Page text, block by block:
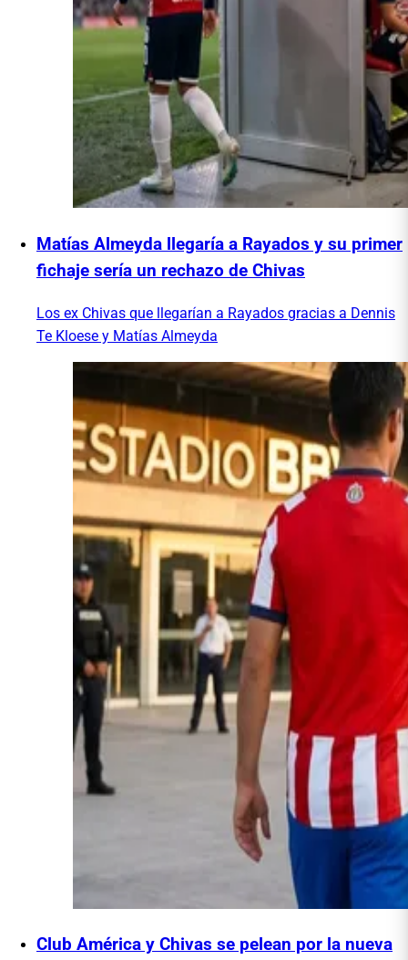
Matías Almeyda llegaría a Rayados y su primer
fichaje sería un rechazo de Chivas
Los ex Chivas que llegarían a Rayados gracias a Dennis
Te Kloese y Matías Almeyda
Club América y Chivas se pelean por la nueva